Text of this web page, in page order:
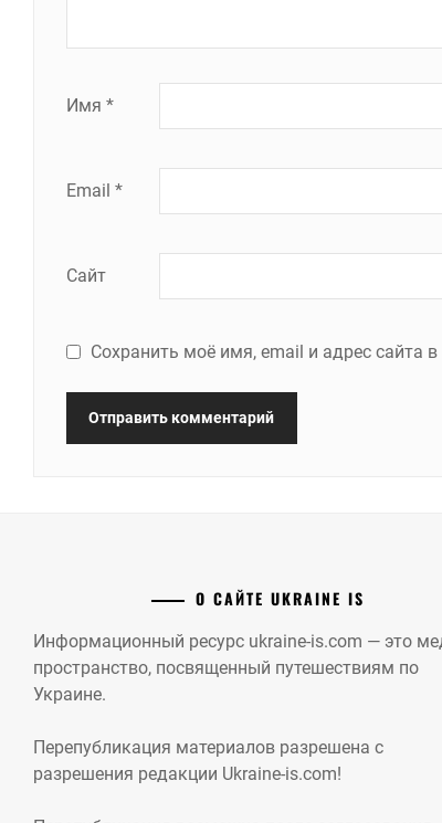
Имя *
Email *
Сайт
Сохранить моё имя, email и адрес сайта
О САЙТЕ UKRAINE IS
Информационный ресурс ukraine-is.com — это
пространство, посвященный путешествиям по
Украине.
Перепубликация материалов разрешена с
разрешения редакции Ukraine-is.com!